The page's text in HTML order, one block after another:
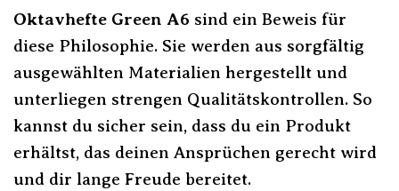
Oktavhefte Green A6 sind ein Beweis für
diese Philosophie. Sie werden aus sorgfältig
ausgewählten Materialien hergestellt und
unterliegen strengen Qualitätskontrollen. So
kannst du sicher sein, dass du ein Produkt
erhältst, das deinen Ansprüchen gerecht wird
und dir lange Freude bereitet.